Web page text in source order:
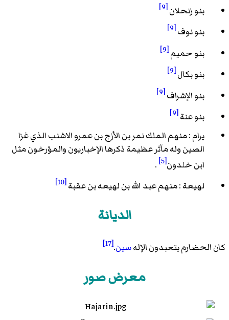
بنو زنحلان[9]
بنو نوف[9]
بنو حميم[9]
بنو بكال[9]
بنو الإشراف[9]
بنو عنة[9]
يرام : منهم الملك نمر بن الأزج بن عمرو الاشنب الذي غزا
الصين وله مآثر عظيمة ذكرها الإخباريون والمؤرخون مثل
ابن خلدون[5]
.
لهيعة : منهم عبد الله بن لهيعه بن عقبة[10]
الديانة
كان الحضارم يتعبدون الإلهسين.
[17]
معرض صور